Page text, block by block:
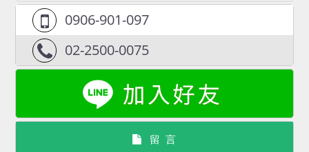
0906-901-097
02-2500-0075
留 言